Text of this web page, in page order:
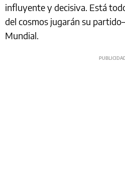
influyente y decisiva. Está
del cosmos jugarán su
Mundial.